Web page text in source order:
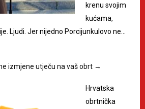
krenu svojim
kućama,
Ljudi. Jer nijedno Porcijunkulovo ne…
izmjene utječu na vaš obrt →
Hrvatska
obrtnička